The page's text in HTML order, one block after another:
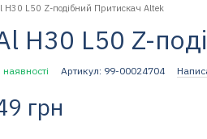
H30 L50 Z-подібний Притискач Altek
H30 L50 Z-
наявності Артикул: 99-00024704
грн